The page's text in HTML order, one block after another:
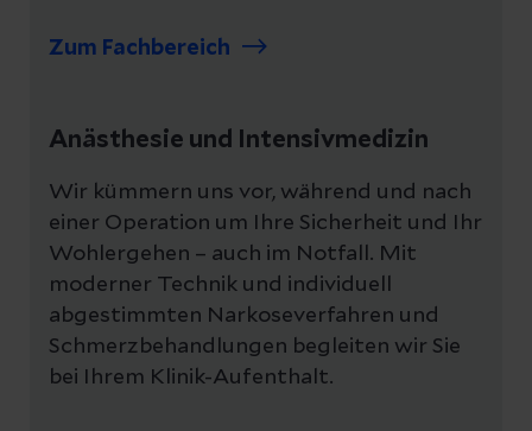
Zum Fachbereich
Anästhesie und Intensivmedizin
Wir kümmern uns vor, während und nach
einer Operation um Ihre Sicherheit und Ihr
Wohlergehen – auch im Notfall. Mit
moderner Technik und individuell
abgestimmten Narkoseverfahren und
Schmerzbehandlungen begleiten wir Sie
bei Ihrem Klinik-Aufenthalt.